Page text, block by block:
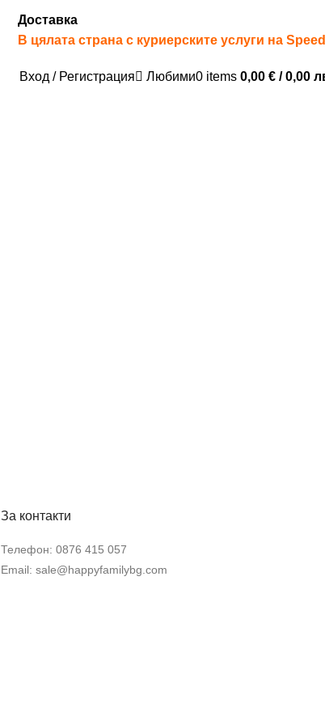
Доставка
В цялата страна с куриерските услуги на
Вход / Регистрация Любими0 items 0,00 € / 0,00
За контакти
Телефон: 0876 415 057
Email: sale@happyfamilybg.com